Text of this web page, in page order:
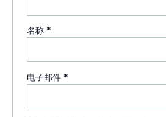
名称 *
电子邮件 *